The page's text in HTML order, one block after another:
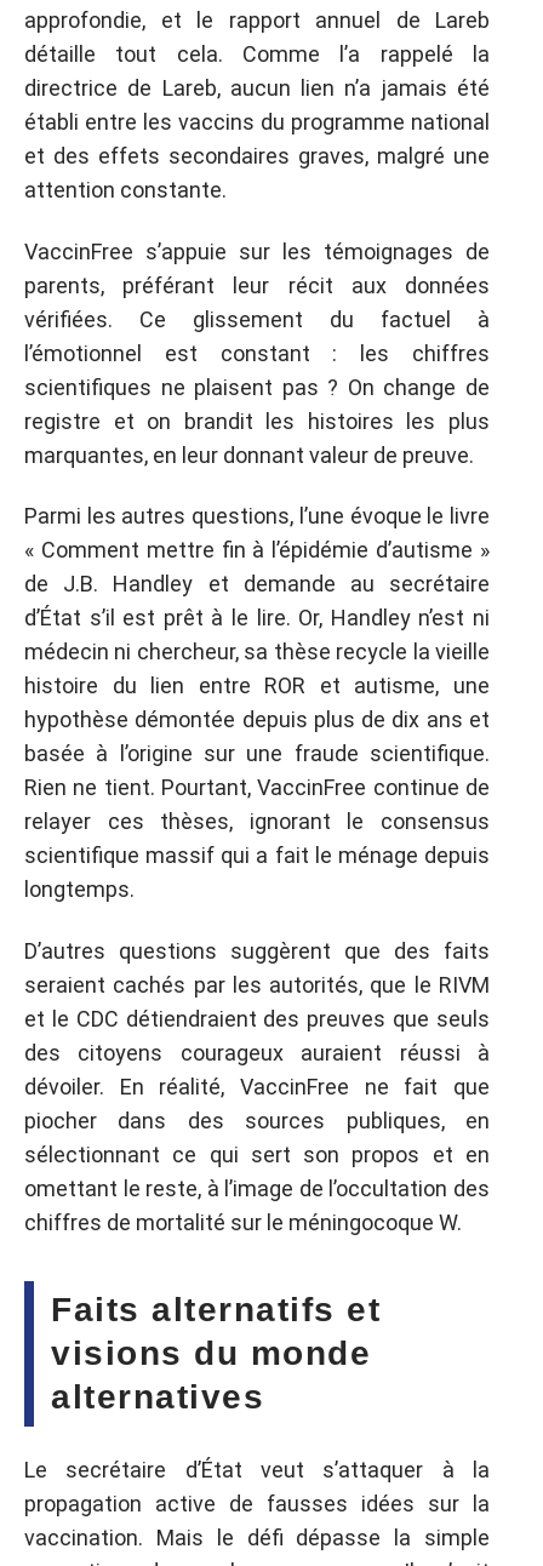
approfondie, et le rapport annuel de Lareb
détaille tout cela. Comme l’a rappelé la
directrice de Lareb, aucun lien n’a jamais été
établi entre les vaccins du programme national
et des effets secondaires graves, malgré une
attention constante.
VaccinFree s’appuie sur les témoignages de
parents, préférant leur récit aux données
vérifiées. Ce glissement du factuel à
l’émotionnel est constant : les chiffres
scientifiques ne plaisent pas ? On change de
registre et on brandit les histoires les plus
marquantes, en leur donnant valeur de preuve.
Parmi les autres questions, l’une évoque le livre
« Comment mettre fin à l’épidémie d’autisme »
de J.B. Handley et demande au secrétaire
d’État s’il est prêt à le lire. Or, Handley n’est ni
médecin ni chercheur, sa thèse recycle la vieille
histoire du lien entre ROR et autisme, une
hypothèse démontée depuis plus de dix ans et
basée à l’origine sur une fraude scientifique.
Rien ne tient. Pourtant, VaccinFree continue de
relayer ces thèses, ignorant le consensus
scientifique massif qui a fait le ménage depuis
longtemps.
D’autres questions suggèrent que des faits
seraient cachés par les autorités, que le RIVM
et le CDC détiendraient des preuves que seuls
des citoyens courageux auraient réussi à
dévoiler. En réalité, VaccinFree ne fait que
piocher dans des sources publiques, en
sélectionnant ce qui sert son propos et en
omettant le reste, à l’image de l’occultation des
chiffres de mortalité sur le méningocoque W.
Faits alternatifs et
visions du monde
alternatives
Le secrétaire d’État veut s’attaquer à la
propagation active de fausses idées sur la
vaccination. Mais le défi dépasse la simple